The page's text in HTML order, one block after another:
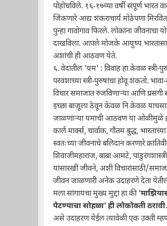
पोहोचविले. १६-१७व्या वर्षी संपूर्ण भारत
जिंकणारे आद्य शंकराचार्य मोठेपणा
पुन्हा गावोगाव फिरले. लोकांना जीवनाचा
दाखविला. आपले मोजके आयुष्य
अशांची ही आठवण येते.
६. वेदातील 'यम' : विवाह हा केवळ स्त्री-
परवंशाच्या स्त्री-पुरुषांचा होवू शकतो. भावा-
विचार समाजात रुजविणार्‍या आणि प्रसंगी
इच्छा बाजूला ठेवून केवळ नि केवळ
जाळणार्‍या यमाची आठवण या ओळीमुळे
कार्ल मार्क्स, चार्वाक, गौतम बुद्ध, भारताच्या
स्वतःच्या जीवनाचे बलिदान करणारे
शिवाजीमहाराज, बाबा आमटे,
यांसारखी जीवने, अशी विचारांसाठी/
जीवन जाळणारी अनेक उदाहरणे देता
मला सांगायचा मुख्य मुद्दा हा की
पेटण्याचा सोहळा' ही लोकोक्ती ठरावी
असे उदाहरण येईल त्यावेळी एक उक्ती